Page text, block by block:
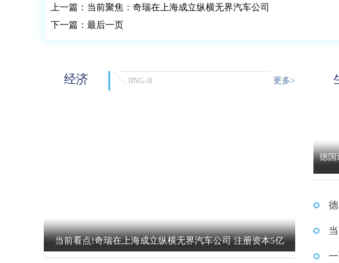
上一篇： 当前聚焦：奇瑞在上海成立纵横无界汽车公司
下一篇： 最后一页
经济 JING-JI 更多>
当前看点!奇瑞在上海成立纵横无界汽车公司 注册资本5亿
德国